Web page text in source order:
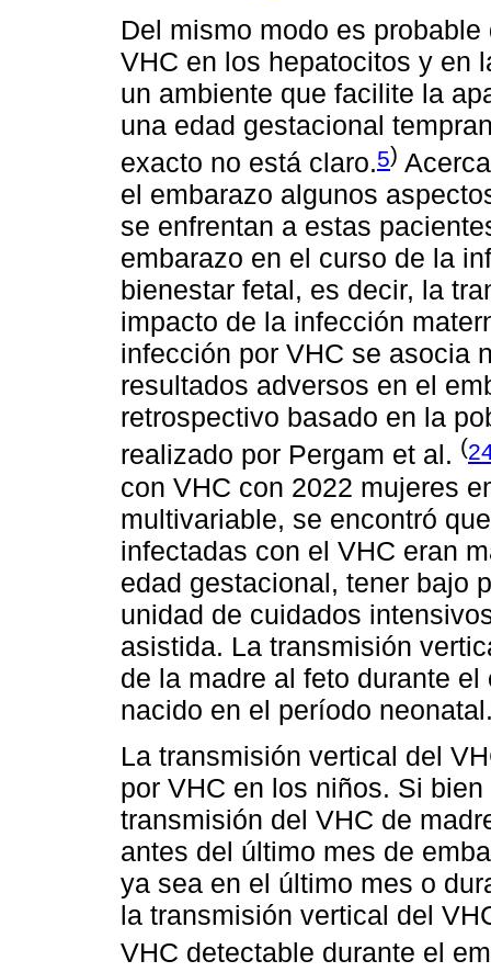
Del mismo modo es
VHC en los hepatocitos y en
un ambiente que facilite la
una edad gestacional
exacto no está claro.5)
el embarazo algunos
se enfrentan a estas
embarazo en el curso de la
bienestar fetal, es decir, la
impacto de la infección
infección por VHC se asocia
resultados adversos en el
retrospectivo basado en la
realizado por Pergam et al. (
con VHC con 2022 mujeres
multivariable, se encontró
infectadas con el VHC eran
edad gestacional, tener bajo
unidad de cuidados
asistida. La transmisión
de la madre al feto durante
nacido en el período
La transmisión vertical del
por VHC en los niños. Si
transmisión del VHC de
antes del último mes de
ya sea en el último mes o
la transmisión vertical del
VHC detectable durante el